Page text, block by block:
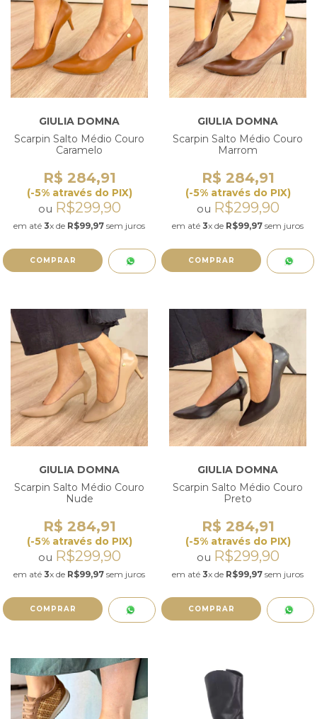
GIULIA DOMNA
Scarpin Salto Médio Couro
Caramelo
R$ 284,91
(-5% através do PIX)
ou R$299,90
em até 3x de R$99,97 sem juros
COMPRAR
GIULIA DOMNA
Scarpin Salto Médio Couro
Marrom
R$ 284,91
(-5% através do PIX)
ou R$299,90
em até 3x de R$99,97 sem juros
COMPRAR
GIULIA DOMNA
Scarpin Salto Médio Couro
Nude
R$ 284,91
(-5% através do PIX)
ou R$299,90
em até 3x de R$99,97 sem juros
COMPRAR
GIULIA DOMNA
Scarpin Salto Médio Couro
Preto
R$ 284,91
(-5% através do PIX)
ou R$299,90
em até 3x de R$99,97 sem juros
COMPRAR